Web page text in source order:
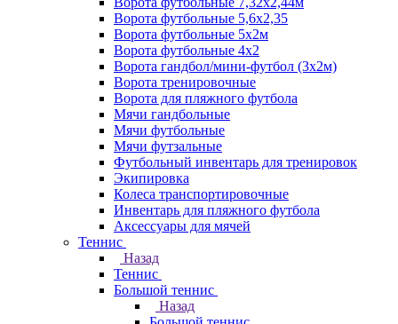
Ворота футбольные 5,6х2,35
Ворота футбольные 5х2м
Ворота футбольные 4х2
Ворота гандбол/мини-футбол (3х2м)
Ворота тренировочные
Ворота для пляжного футбола
Мячи гандбольные
Мячи футбольные
Мячи футзальные
Футбольный инвентарь для тренировок
Экипировка
Колеса транспортировочные
Инвентарь для пляжного футбола
Аксессуары для мячей
Теннис
Назад
Теннис
Большой теннис
Назад